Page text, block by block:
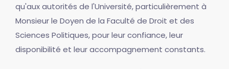
qu'aux autorités de l'Université, particulièrement à
Monsieur le Doyen de la Faculté de Droit et des
Sciences Politiques, pour leur confiance, leur
disponibilité et leur accompagnement constants.